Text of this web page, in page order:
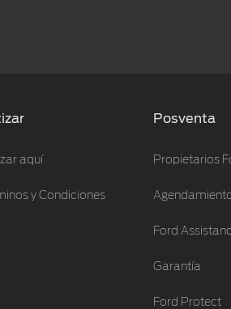
aquí
y Condiciones
Posventa
Propietarios
Ford
Garantía
Ford Protect